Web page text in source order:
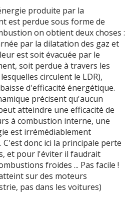
produite par la
est perdue sous forme de
on obtient deux choses :
par la dilatation des gaz et
est soit évacuée par le
soit perdue à travers les
circulent le LDR),
d'efficacité énergétique.
précisent qu'aucun
atteindre une efficacité de
à combustion interne, une
est irrémédiablement
donc ici la principale perte
et pour l'éviter il faudrait
froides ... Pas facile !
sur des moteurs
pas dans les voitures)